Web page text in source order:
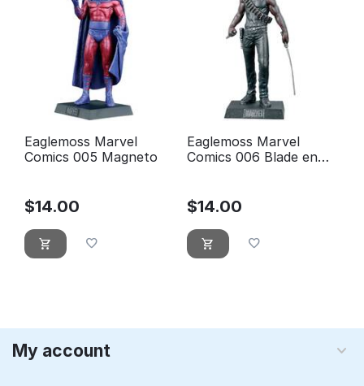
Eaglemoss Marvel
Comics 005 Magneto
$14.00
Eaglemoss Marvel
Comics 006 Blade en
$14.00
My account